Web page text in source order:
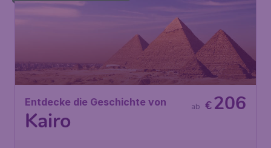
Entdecke die Geschichte von
Kairo
€206
ab